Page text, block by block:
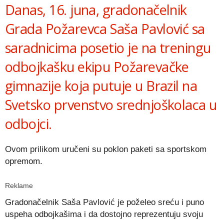
Danas, 16. juna, gradonačelnik
Grada Požarevca Saša Pavlović sa
saradnicima posetio je na treningu
odbojkašku ekipu Požarevačke
gimnazije koja putuje u Brazil na
Svetsko prvenstvo srednjoškolaca u
odbojci.
Ovom prilikom uručeni su poklon paketi sa sportskom
opremom.
Reklame
Gradonačelnik Saša Pavlović je poželeo sreću i puno
uspeha odbojkašima i da dostojno reprezentuju svoju